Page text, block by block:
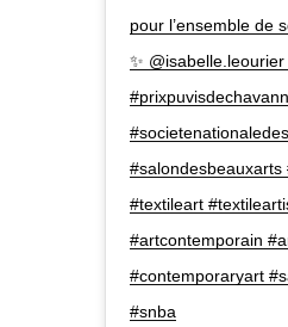
pour l’ensemble de
✨ @isabelle.leourier
#salondesbeauxarts
#textileart
#artcontemporain
#contemporaryart
#snba